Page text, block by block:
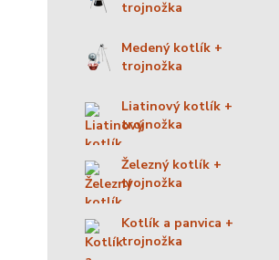
trojnožka
Medený kotlík +
trojnožka
Liatinový kotlík +
trojnožka
Železný kotlík +
trojnožka
Kotlík a panvica +
trojnožka